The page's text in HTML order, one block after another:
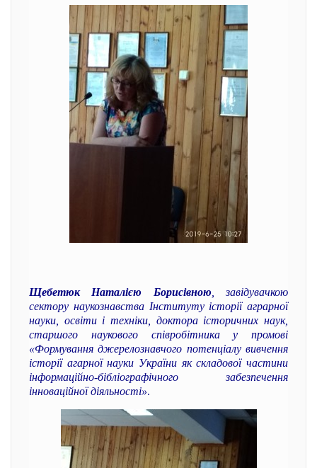
Щебетюк Наталією Борисівною , завідувачкою
сектору наукознавства Інституту історії аграрної
науки, освіти і техніки, доктора історичних наук,
старшого наукового співробітника у промові
«Формування джерелознавчого потенціалу вивчення
історії агарної науки України як складової частини
інформаційно-бібліографічного забезпечення
інноваційної діяльності».